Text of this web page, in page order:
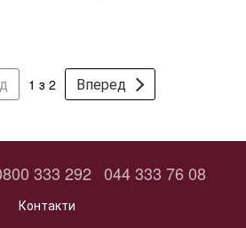
1 з 2 Вперед
333 292 044 333 76 08
Контакти